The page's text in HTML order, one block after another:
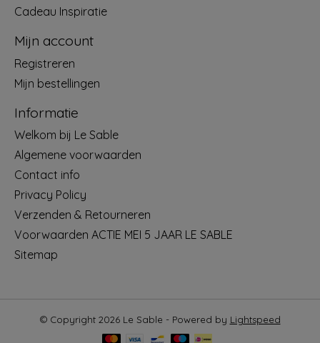
Cadeau Inspiratie
Mijn account
Registreren
Mijn bestellingen
Informatie
Welkom bij Le Sable
Algemene voorwaarden
Contact info
Privacy Policy
Verzenden & Retourneren
Voorwaarden ACTIE MEI 5 JAAR LE SABLE
Sitemap
© Copyright 2026 Le Sable - Powered by Lightspeed